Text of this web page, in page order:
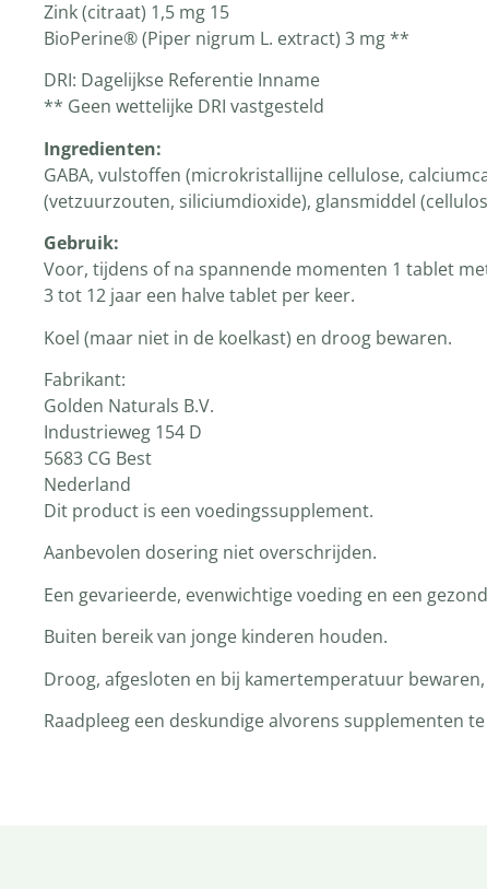
Zink (citraat) 1,5 mg 15
BioPerine® (Piper nigrum L. extract) 3 mg **
DRI: Dagelijkse Referentie Inname
** Geen wettelijke DRI vastgesteld
Ingredienten:
GABA, vulstoffen (microkristallijne cellulose,
(vetzuurzouten, siliciumdioxide), glansmiddel
Gebruik:
Voor, tijdens of na spannende momenten 1 tablet
3 tot 12 jaar een halve tablet per keer.
Koel (maar niet in de koelkast) en droog bewaren.
Fabrikant:
Golden Naturals B.V.
Industrieweg 154 D
5683 CG Best
Nederland
Dit product is een voedingssupplement.
Aanbevolen dosering niet overschrijden.
Een gevarieerde, evenwichtige voeding en een
Buiten bereik van jonge kinderen houden.
Droog, afgesloten en bij kamertemperatuur
Raadpleeg een deskundige alvorens supplementen